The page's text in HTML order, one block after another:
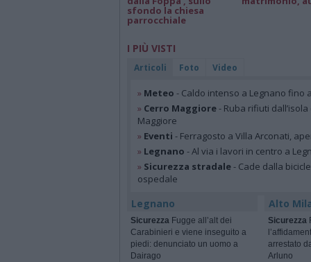
sfondo la chiesa
parrocchiale
I PIÙ VISTI
Articoli Foto Video
» Meteo - Caldo intenso a Legnano fino
» Cerro Maggiore- Ruba rifiuti
Maggiore
» Eventi - Ferragosto a Villa Arconati,
» Legnano - Al via i lavori in centro a
» Sicurezza stradale- Cade dalla
ospedale
Legnano
Sicurezza Fugge all’alt dei
Carabinieri e viene inseguito a
piedi: denunciato un uomo a
Dairago
Alto
Sicurezza
arrestato
Arluno